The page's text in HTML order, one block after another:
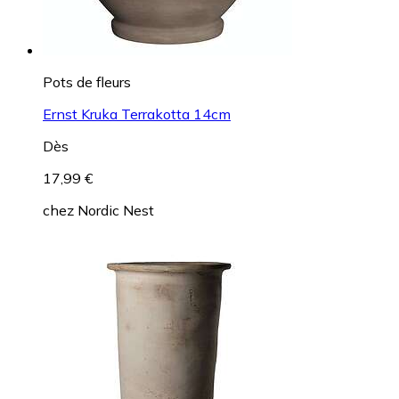
Pots de fleurs
Ernst Kruka Terrakotta 14cm
Dès
17,99 €
chez Nordic Nest